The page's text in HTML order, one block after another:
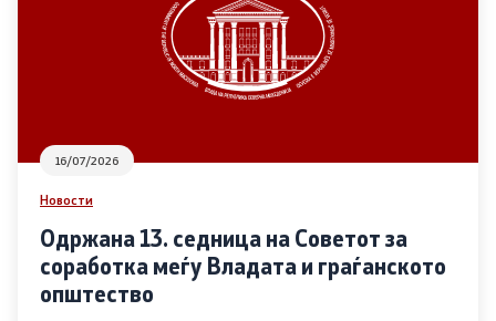
Извештаи
Список на ОЈИ
16/07/2026
Новости
Одржана 13. седница на Советот за
соработка меѓу Владата и граѓанското
општество